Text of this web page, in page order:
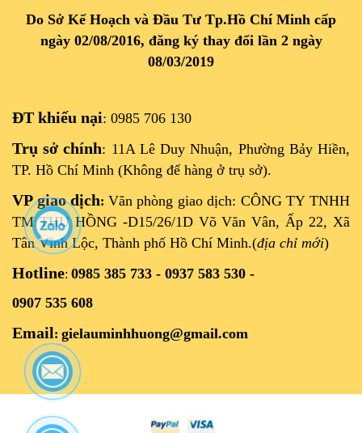
Do Sở Kế Hoạch và Đầu Tư Tp.Hồ Chí Minh cấp
ngày 02/08/2016, đăng ký thay đổi lần 2 ngày
08/03/2019
ĐT khiếu nại: 0985 706 130
Trụ sở chính: 11A Lê Duy Nhuận, Phường Bảy Hiền,
TP. Hồ Chí Minh (Không để hàng ở trụ sở).
VP giao dịch: Văn phòng giao dịch: CÔNG TY TNHH
TM THU HỒNG -D15/26/1D Võ Văn Vân, Ấp 22, Xã
Tân Vĩnh Lộc, Thành phố Hồ Chí Minh.(địa chỉ mới)
Hotline: 0985 385 733 - 0937 583 530 -
0907 535 608
Email: gielauminhhuong@gmail.com